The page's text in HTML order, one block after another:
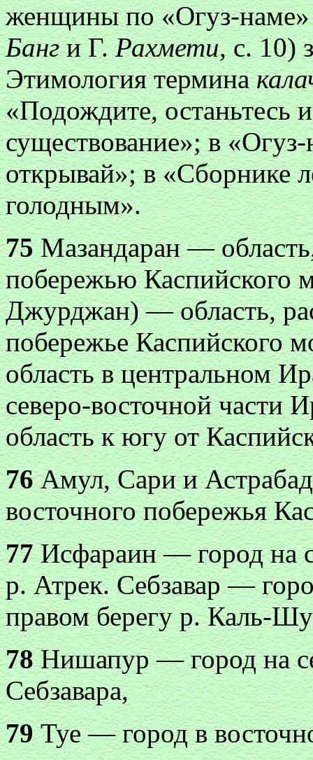
женщины по «Огуз-
Банги Г.Рахмети,с. 10)
Этимология термина
«Подождите, останьтесь
существование»; в
открывай»; в «Сборнике
голодным».
75Мазандаран —
побережью Каспийского
Джурджан) — область,
побережье Каспийского
область в центральном
северо-восточной части
область к югу от
76Амул, Сари и
восточного побережья
77Исфараин — город на
р. Атрек. Себзавар —
правом берегу р. Каль-
78Нишапур — город на
Себзавара,
79Туе — город в